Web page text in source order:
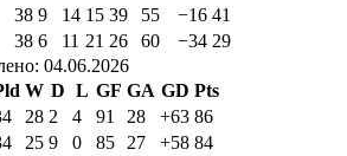
38 9 14 15 39 55 −16 41
38 6 11 21 26 60 −34 29
04.06.2026
W D L GF GA GD Pts
28 2 4 91 28 +63 86
25 9 0 85 27 +58 84